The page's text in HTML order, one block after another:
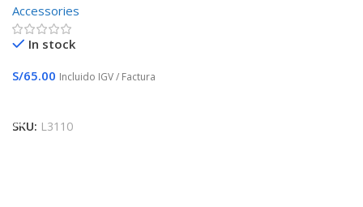
L3150 L3160 L1210 L3250
L3110 L5190 L3160 L3210
Los 4 colores t544
Accessories
In stock
S/65.00 Incluido IGV / Factura
SKU: L3110